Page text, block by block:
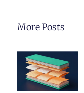
More Posts